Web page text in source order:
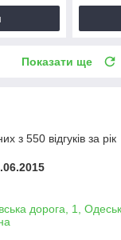
Показати ще
з 550 відгуків за рік
дорога, 1,